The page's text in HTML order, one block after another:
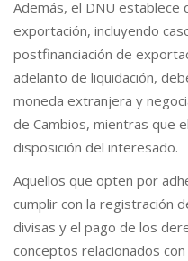
Además, el DNU establece
exportación, incluyendo
postfinanciación de
adelanto de liquidación,
moneda extranjera y
de Cambios, mientras que
disposición del interesado.
Aquellos que opten por
cumplir con la registración
divisas y el pago de los
conceptos relacionados